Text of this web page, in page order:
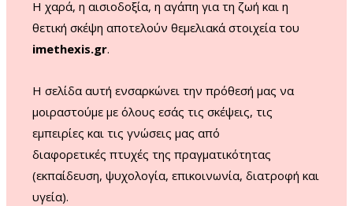
Η χαρά, η αισιοδοξία, η αγάπη για τη ζωή και η
θετική σκέψη αποτελούν θεμελιακά στοιχεία του
imethexis.gr.
H σελίδα αυτή ενσαρκώνει την πρόθεσή μας να
μοιραστούμε με όλους εσάς τις σκέψεις, τις
εμπειρίες και τις γνώσεις μας από
διαφορετικές πτυχές της πραγματικότητας
(εκπαίδευση, ψυχολογία, επικοινωνία, διατροφή και
υγεία).